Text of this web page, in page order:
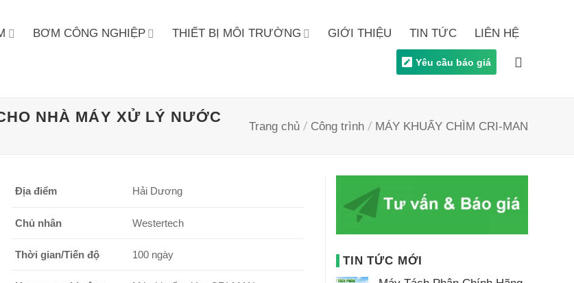
BƠM CÔNG NGHIỆP THIẾT BỊ MÔI TRƯỜNG GIỚI THIỆU TIN TỨC LIÊN HỆ
Yêu cầu báo giá
NHÀ MÁY XỬ LÝ NƯỚC
Trang chủ / Công trình / MÁY KHUẤY CHÌM CRI-MAN
TIN TỨC MỚI
Địa điểm Hải Dương
Chủ nhân Westertech
Thời gian/Tiến độ 100 ngày